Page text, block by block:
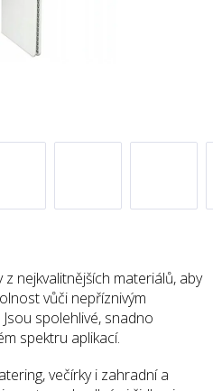
z nejkvalitnějších materiálů, aby
vůči nepříznivým
spolehlivé, snadno
spektru aplikací.
večírky i zahradní a